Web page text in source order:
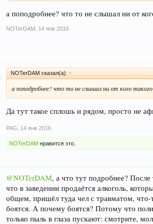
а поподробнее? что то не слышал ни от
NOTerDAM 14 янв 2016
NOTerDAM сказал(а): ↑
а поподробнее? что то не слышал ни от кого такого
Да тут такое сплошь и рядом, просто не
PAG 14 янв 2016
NOTerDAM нравится это.
@NOTerDAM, а что тут подробнее?
что в заведении продаётся алкоголь,
общем, пришёл туда чел с травматом, что-
боятся. А почему боятся? Потому что
только пыль в глаза пускают: смотрите,